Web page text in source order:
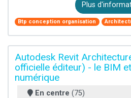
Plus
Btp conception organisation
Autodesk Revit
officielle éditeur) - le BIM
numérique
En centre (75)